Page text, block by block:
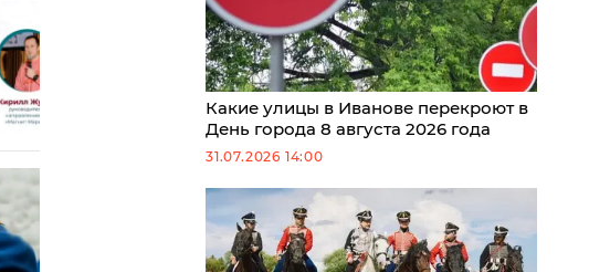
Какие улицы в Иванове перекроют в
День города 8 августа 2026 года
31.07.2026 14:00